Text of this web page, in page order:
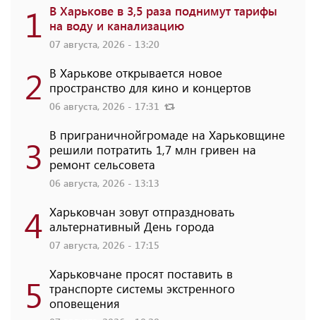
1 В Харькове в 3,5 раза поднимут тарифы
на воду и канализацию
07 августа, 2026 - 13:20
2 В Харькове открывается новое
пространство для кино и концертов
06 августа, 2026 - 17:31
3 В приграничнойгромаде на Харьковщине
решили потратить 1,7 млн ​​гривен на
ремонт сельсовета
06 августа, 2026 - 13:13
4 Харьковчан зовут отпраздновать
альтернативный День города
07 августа, 2026 - 17:15
5 Харьковчане просят поставить в
транспорте системы экстренного
оповещения